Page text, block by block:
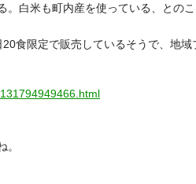
白米も町内産を使っている、とのこ
食限定で販売しているそうで、地